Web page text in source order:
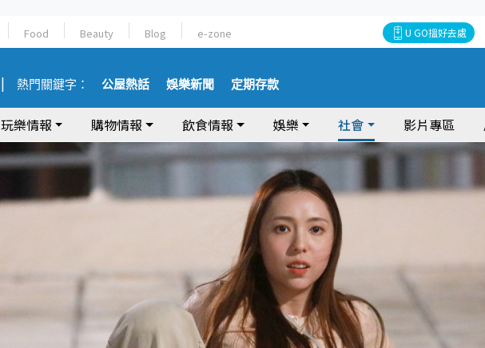
Food Beauty Blog e-zone U GO搵好去處
熱門關鍵字： 公屋熱話 娛樂新聞 定期存款
玩樂情報 購物情報 飲食情報 娛樂 社會 影片專區